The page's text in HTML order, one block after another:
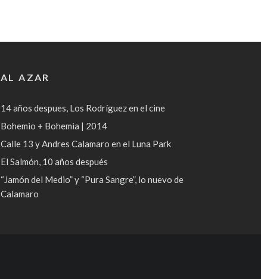
AL AZAR
14 años despues, Los Rodríguez en el cine
Bohemio + Bohemia | 2014
Calle 13 y Andres Calamaro en el Luna Park
El Salmón, 10 años después
“Jamón del Medio” y “Pura Sangre”, lo nuevo de
Calamaro